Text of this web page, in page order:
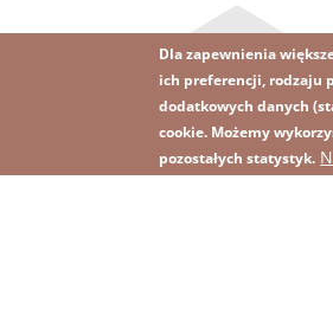
FooterZapisz się na
Obraz
Dla zapewnienia
ich preferencji, rodzaju
dodatkowych danych
cookie. Możemy
pozostałych statystyk.